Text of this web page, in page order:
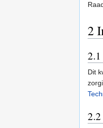
2
2.1
Dit
2.2